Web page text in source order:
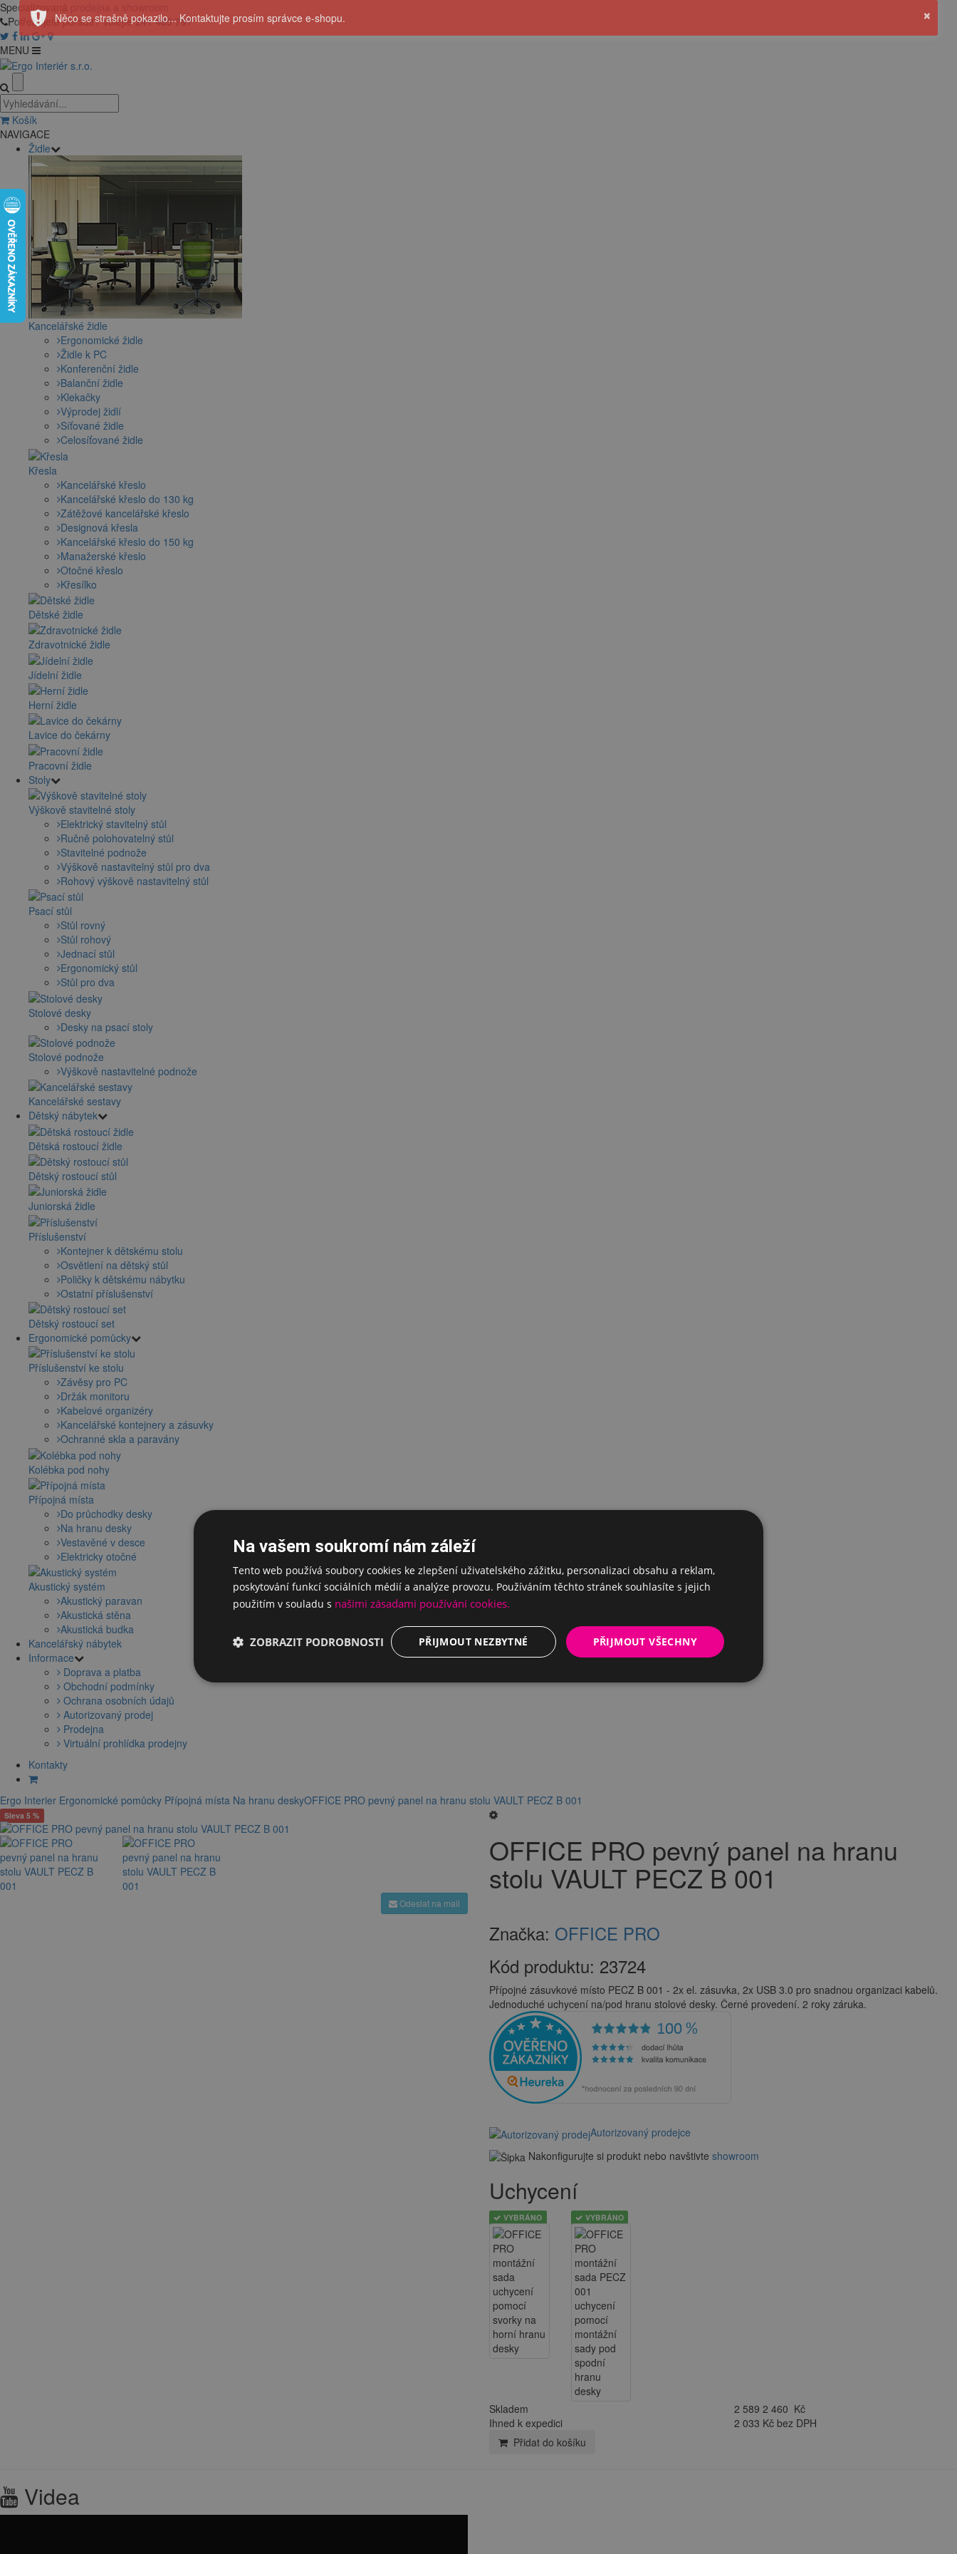
Specializovaná
Potřebujete poradit? Volejte241 485 797
MENU
Košík
NAVIGACE
Židle
Kancelářské židle
Ergonomické židle
Židle k PC
Konferenční židle
Balanční židle
Klekačky
Výprodej židlí
Síťované židle
Celosíťované židle
Křesla
Kancelářské křeslo
Kancelářské křeslo do 130 kg
Zátěžové kancelářské křeslo
Designová křesla
Kancelářské křeslo do 150 kg
Manažerské křeslo
Otočné křeslo
Křesílko
Dětské židle
Zdravotnické židle
Jídelní židle
Herní židle
Lavice do čekárny
Pracovní židle
Stoly
Výškově stavitelné stoly
Elektrický stavitelný stůl
Ručně polohovatelný stůl
Stavitelné podnože
Výškově nastavitelný stůl pro dva
Rohový výškově nastavitelný stůl
Psací stůl
Stůl rovný
Stůl rohový
Jednací stůl
Ergonomický stůl
Stůl pro dva
Stolové desky
Desky na psací stoly
Stolové podnože
Výškově nastavitelné podnože
Kancelářské sestavy
Dětský nábytek
Dětská rostoucí židle
Dětský rostoucí stůl
Juniorská židle
Příslušenství
Kontejner k dětskému stolu
Osvětlení na dětský stůl
Poličky k dětskému nábytku
Ostatní příslušenství
Dětský rostoucí set
Ergonomické pomůcky
Příslušenství ke stolu
Závěsy pro PC
Držák monitoru
Kabelové organizéry
Kancelářské kontejnery a zásuvky
Ochranné skla a paravány
Kolébka pod nohy
Přípojná místa
Do průchodky desky
Na hranu desky
Vestavěné v desce
Elektricky otočné
Akustický systém
Akustický paravan
Akustická stěna
Akustická budka
Kancelářský nábytek
Informace
Doprava a platba
Obchodní podmínky
Ochrana osobních údajů
Autorizovaný prodej
Prodejna
Virtuální prohlídka prodejny
Kontakty
Ergo Interier Ergonomické pomůcky Přípojná místa Na hranu deskyOFFICE PRO pevný panel na hranu stolu VAULT PECZ B 001
Sleva 5 %
Odeslat na mail
OFFICE PRO pevný panel na hranu
stolu VAULT PECZ B 001
Značka: OFFICE PRO
Kód produktu: 23724
Přípojné zásuvkové místo PECZ B 001 - 2x el. zásuvka, 2x USB 3.0 pro snadnou organizaci kabelů.
Jednoduché uchycení na/pod hranu stolové desky. Černé provedení. 2 roky záruka.
Autorizovaný prodejce
Nakonfigurujte si produkt nebo navštivte showroom
Uchycení
VYBRÁNO VYBRÁNO
Skladem
Ihned k expedici
2 589 2 460 Kč
2 033 Kč bez DPH
Přidat do košíku
Videa
Na vašem soukromí nám záleží
Tento web používá soubory cookies ke zlepšení uživatelského zážitku, personalizaci obsahu a reklam,
poskytování funkcí sociálních médií a analýze provozu. Používáním těchto stránek souhlasíte s jejich
použitím v souladu s našimi zásadami používání cookies.
PŘIJMOUT VŠECHNY
PŘIJMOUT NEZBYTNÉ
ZOBRAZIT PODROBNOSTI